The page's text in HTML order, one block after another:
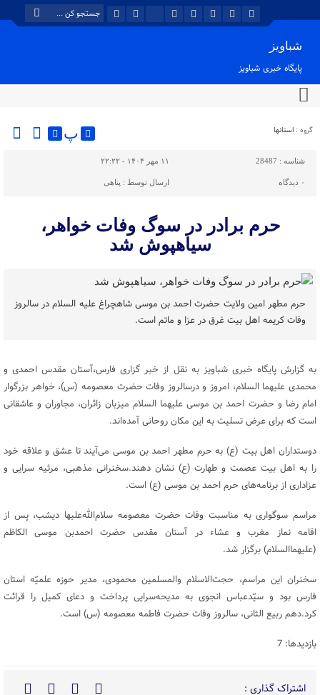
شباویز
پایگاه خبری شباویز
گروه : استانها پ
شناسه : 28487 ۱۱ مهر ۱۴۰۴ - ۲۲:۲۲
۰ دیدگاه ارسال توسط : پناهی
حرم برادر در سوگ وفات خواهر،
سیاهپوش شد
حرم مطهر امین ولایت حضرت احمد بن موسی شاهچراغ علیه السلام در سالروز
وفات کریمه اهل بیت غرق در عزا و ماتم است.
به گزارش پایگاه خبری شباویز به نقل از خبر گزاری فارس،آستان مقدس احمدی و
محمدی علیهما السلام، امروز و درسالروز وفات حضرت معصومه (س)، خواهر بزرگوار
امام رضا و حضرت احمد بن موسی علیهما السلام میزبان زائران، مجاوران و عاشقانی
است که برای عرض تسلیت به این مکان روحانی آمده‌اند.
دوستداران اهل بیت (ع) به حرم مطهر احمد بن موسی می‌آیند تا عشق و علاقه خود
را به اهل بیت عصمت و طهارت (ع) نشان دهند.سخنرانی مذهبی، مرثیه سرایی و
عزاداری از برنامه‌های حرم احمد بن موسی (ع) است.
مراسم سوگواری به مناسبت وفات حضرت معصومه سلام‌الله‌علیها دیشب، پس از
اقامه نماز مغرب و عشاء در آستان مقدس حضرت احمدبن موسی الکاظم
(علیهماالسلام) برگزار شد.
سخنران این مراسم، حجت‌الاسلام والمسلمین محمودی، مدیر حوزه علمیّه استان
فارس بود و سیّدعباس انجوی به مدیحه‌سرایی پرداخت و دعای کمیل را قرائت
کرد.دهم ربیع الثانی، سالروز وفات حضرت فاطمه معصومه (س) است.
بازدیدها: 7
اشتراک گذاری :